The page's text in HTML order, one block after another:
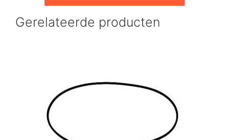
Gerelateerde producten